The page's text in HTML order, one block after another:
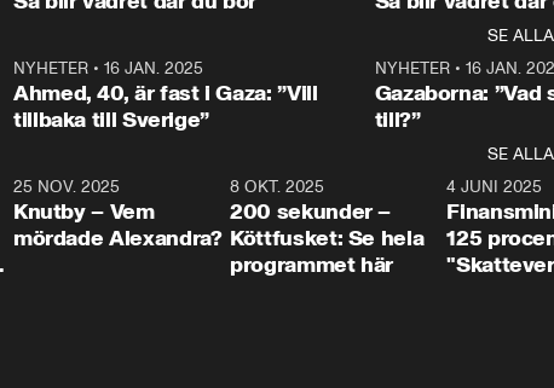
utbildnings- och
Mohamsson till svars.
statsminister Ulf Kristersson
Rohwedder
Thand Ring
SE ALLA
NYHETER• 16 JAN. 2025
Ahmed, 40, är fast i Gaza: ”Vill
tillbaka till Sverige”
NYHETER• 16 JAN.
Gazaborna:
till?”
SE ALLA
31:05
25 NOV. 2025
Knutby – Vem
mördade Alexandra?
4:29
8 OKT. 2025
200 sekunder –
Köttfusket: Se hela
programmet här
4 JUNI 2025
125